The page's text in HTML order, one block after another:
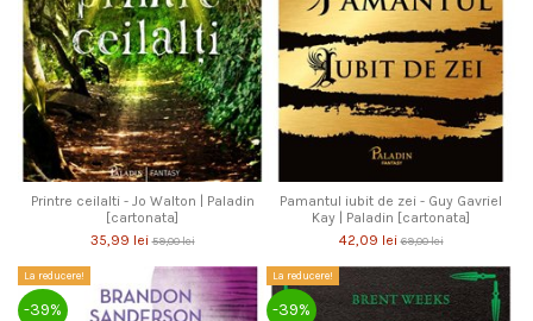
Printre ceilalti - Jo Walton | Paladin
[cartonata]
35,99 lei59,00 lei
Pamantul iubit de zei - Guy Gavriel
Kay | Paladin [cartonata]
42,09 lei69,00 lei
La reducere!
-39%
La reducere!
-39%